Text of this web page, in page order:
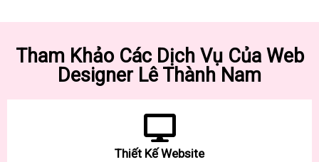
Tham Khảo Các Dịch Vụ Của Web
Designer Lê Thành Nam
Thiết Kế Website